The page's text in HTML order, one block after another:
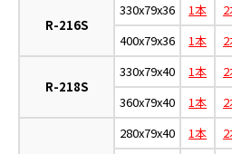
R-216S
330x79x36 1本
400x79x36
1本
R-218S
330x79x40 1本
360x79x40
1本
280x79x40 1本